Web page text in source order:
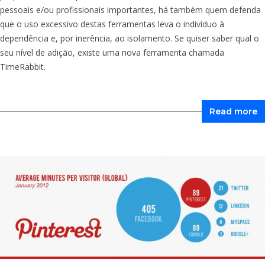
pessoais e/ou profissionais importantes, há também quem defenda
que o uso excessivo destas ferramentas leva o indivíduo à
dependência e, por inerência, ao isolamento. Se quiser saber qual o
seu nível de adição, existe uma nova ferramenta chamada
TimeRabbit.
Read more